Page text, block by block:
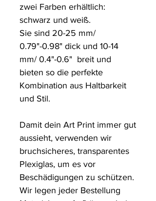
zwei Farben erhältlich:
schwarz und weiß.
Sie sind 20-25 mm/
0.79"-0.98" dick und 10-14
mm/ 0.4"-0.6"  breit und
bieten so die perfekte
Kombination aus Haltbarkeit
und Stil.
Damit dein Art Print immer gut
aussieht, verwenden wir
bruchsicheres, transparentes
Plexiglas, um es vor
Beschädigungen zu schützen.
Wir legen jeder Bestellung